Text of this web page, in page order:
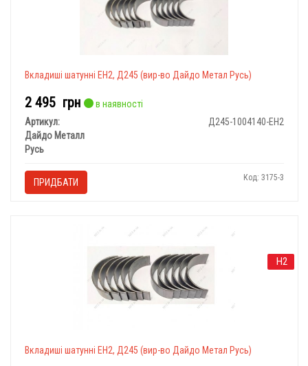
Вкладиші шатунні ЕН2, Д245 (вир-во Дайдо Метал Русь)
2 495 грн
в наявності
Артикул:
Д245-1004140-ЕН2
Дайдо Металл
Русь
ПРИДБАТИ Код: 3175-3
Вкладиші шатунні ЕН2, Д245 (вир-во Дайдо Метал Русь)
Н2